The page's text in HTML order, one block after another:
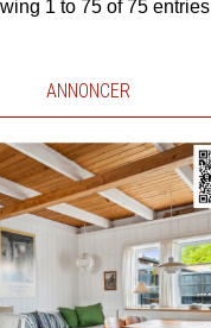
1 to 75 of 75 entries
ANNONCER